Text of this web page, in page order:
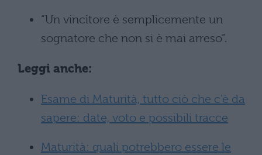
“Un vincitore è semplicemente un
sognatore che non si è mai arreso”.
Leggi anche:
Esame di Maturità, tutto ciò che c’è da
sapere: date, voto e possibili tracce
Maturità: quali potrebbero essere le